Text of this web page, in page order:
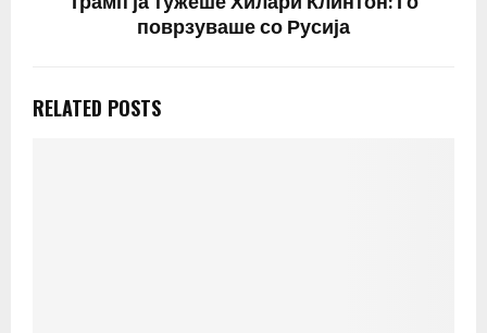
поврзуваше со Русија
RELATED POSTS